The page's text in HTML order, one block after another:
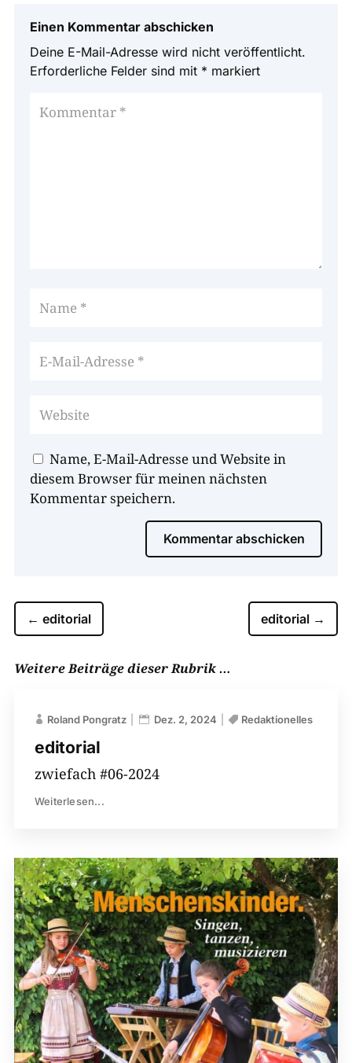
Einen Kommentar abschicken
Deine E-Mail-Adresse wird nicht veröffentlicht.
Erforderliche Felder sind mit * markiert
Name, E-Mail-Adresse und Website in
diesem Browser für meinen nächsten
Kommentar speichern.
Kommentar abschicken
← editorial editorial →
Weitere Beiträge dieser Rubrik …
editorial
Roland Pongratz Dez. 2, 2024 Redaktionelles
zwiefach #06-2024
Weiterlesen...